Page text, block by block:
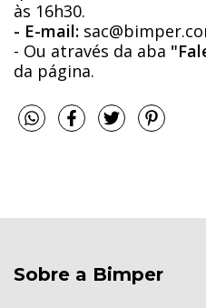
às 16h30.
- E-mail:
- Ou através da aba
da página.
Sobre a Bimper